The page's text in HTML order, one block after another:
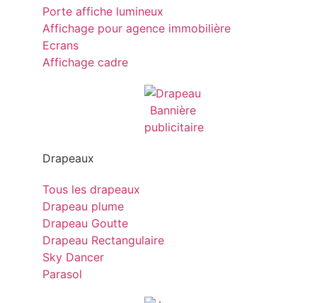
Porte affiche lumineux
Affichage pour agence immobilière
Ecrans
Affichage cadre
Drapeaux
Tous les drapeaux
Drapeau plume
Drapeau Goutte
Drapeau Rectangulaire
Sky Dancer
Parasol